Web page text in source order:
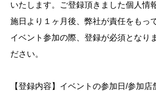
いたします。ご登録頂きました個人情
施日より１ヶ月後、弊社が責任をもっ
イベント参加の際、登録が必須となり
ださい。
【登録内容】イベントの参加日/参加店